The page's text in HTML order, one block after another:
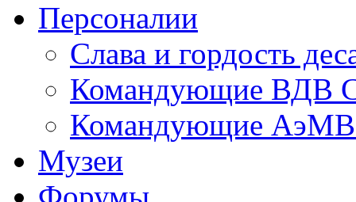
Персоналии
Слава и гордость
Командующие ВДВ
Командующие АэМВ
Музеи